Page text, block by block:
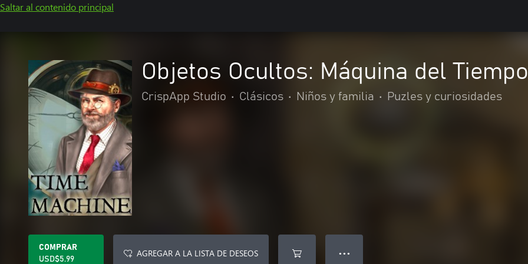
Saltar al contenido principal
Objetos Ocultos: Máquina del Tiempo
CrispApp Studio • Clásicos • Niños y familia • Puzles y curiosidades
COMPRAR
USD$5.99
AGREGAR A LA LISTA DE DESEOS ● ● ●